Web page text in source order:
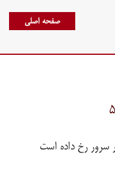
صفحه اصلی
رخ داده است